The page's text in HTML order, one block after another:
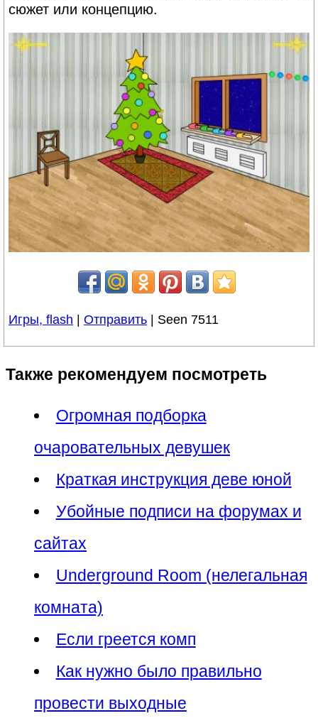
сюжет или концепцию.
Игры, flash | Отправить | Seen 7511
Также рекомендуем посмотреть
Огромная подборка
очаровательных девушек
Краткая инструкция деве юной
Убойные подписи на форумах и
сайтах
Underground Room (нелегальная
комната)
Если греется комп
Как нужно было правильно
провести выходные